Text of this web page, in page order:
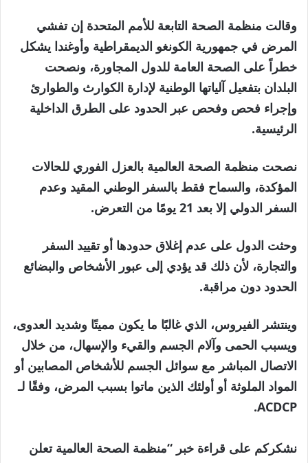
وقالت منظمة الصحة التابعة للأمم المتحدة إن تفشي
المرض في جمهورية الكونغو الديمقراطية وأوغندا يشكل
خطراً على الصحة العامة للدول المجاورة، ونصحت
البلدان بتفعيل آلياتها الوطنية لإدارة الكوارث والطوارئ
وإجراء فحص وفحص عبر الحدود على الطرق الداخلية
الرئيسية.
نصحت منظمة الصحة العالمية بالعزل الفوري للحالات
المؤكدة، والسماح فقط بالسفر الوطني المقيد وعدم
السفر الدولي إلا بعد 21 يومًا من التعرض.
وحثت الدول على عدم إغلاق حدودها أو تقييد السفر
والتجارة، لأن ذلك قد يؤدي إلى عبور الأشخاص والبضائع
الحدود دون مراقبة.
وينتشر الفيروس، الذي غالبًا ما يكون مميتًا وشديد العدوى،
ويسبب الحمى وآلام الجسم والقيء والإسهال، من خلال
الاتصال المباشر مع سوائل الجسم للأشخاص المصابين أو
المواد الملوثة أو أولئك الذين ماتوا بسبب المرض، وفقًا لـ
ACDCP.
نشكركم على قراءة خبر “منظمة الصحة العالمية تعلن